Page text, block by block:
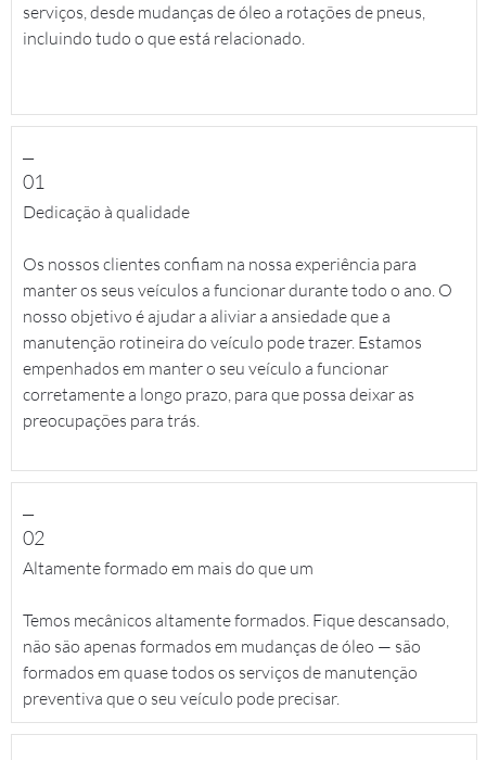
serviços, desde mudanças de óleo a rotações de pneus,
incluindo tudo o que está relacionado.
01
Dedicação à qualidade
Os nossos clientes confiam na nossa experiência para
manter os seus veículos a funcionar durante todo o ano. O
nosso objetivo é ajudar a aliviar a ansiedade que a
manutenção rotineira do veículo pode trazer. Estamos
empenhados em manter o seu veículo a funcionar
corretamente a longo prazo, para que possa deixar as
preocupações para trás.
02
Altamente formado em mais do que um
Temos mecânicos altamente formados. Fique descansado,
não são apenas formados em mudanças de óleo — são
formados em quase todos os serviços de manutenção
preventiva que o seu veículo pode precisar.